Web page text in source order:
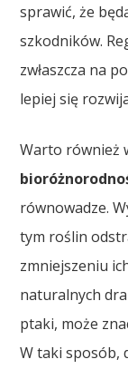
sprawić, że
szkodników.
zwłaszcza na
lepiej się
Warto również
równowadze.
tym roślin
zmniejszeniu
naturalnych
ptaki, może
W taki sposób,